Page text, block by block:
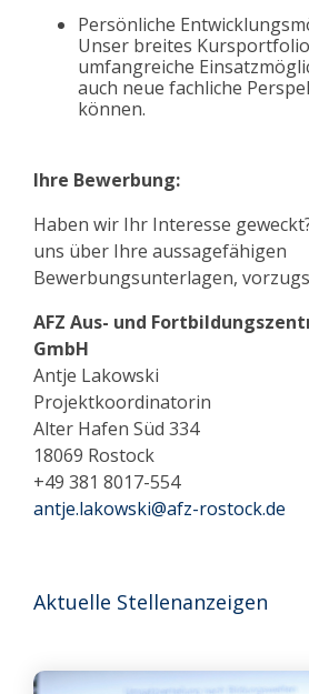
Persönliche
Unser breites
umfangreiche
auch neue fachliche
können.
Ihre Bewerbung:
Haben wir Ihr Interesse
uns über Ihre aussagefähigen
Bewerbungsunterlagen,
AFZ Aus- und
GmbH
Antje Lakowski
Projektkoordinatorin
Alter Hafen Süd 334
18069 Rostock
+49 381 8017-554
antje.lakowski@afz-rostock.de
Aktuelle Stellenanzeigen